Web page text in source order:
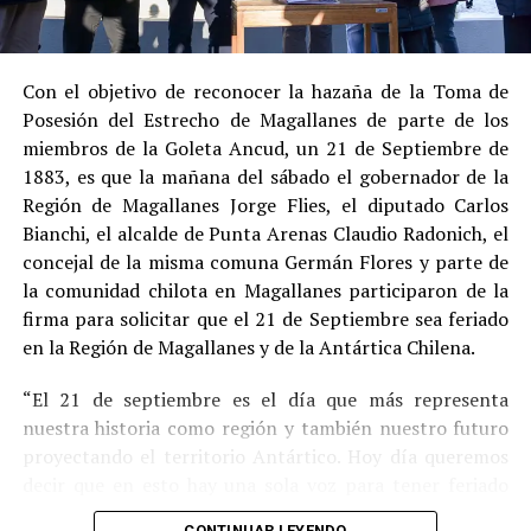
Estas circunstancias jurídicas, sumadas al
procedimiento abreviado, redujeron la posibilidad de un
cumplimiento efectivo en recinto penitenciario.
Indemnización a la víctima y nueva investigación
por ocultamiento de bienes
En el ámbito civil, elJuzgado de Letras de Castrodictó
enseptiembre de 2023una sentencia que obliga a
Pedro Montecinos apagar una indemnización total de
$120 millonespor concepto de daño moral:
$80 millonesa favor de la víctima.
$40 millonesa favor de su madre.
Sin embargo, la Fiscalía abrió una nueva línea
Con el objetivo de reconocer la hazaña de la Toma de
Posesión del Estrecho de Magallanes de parte de los
miembros de la Goleta Ancud, un 21 de Septiembre de
1883, es que la mañana del sábado el gobernador de la
Región de Magallanes Jorge Flies, el diputado Carlos
Bianchi, el alcalde de Punta Arenas Claudio Radonich, el
concejal de la misma comuna Germán Flores y parte de
la comunidad chilota en Magallanes participaron de la
firma para solicitar que el 21 de Septiembre sea feriado
en la Región de Magallanes y de la Antártica Chilena.
“El 21 de septiembre es el día que más representa
nuestra historia como región y también nuestro futuro
proyectando el territorio Antártico. Hoy día queremos
este día por los primeros chilotes que llegaron en la